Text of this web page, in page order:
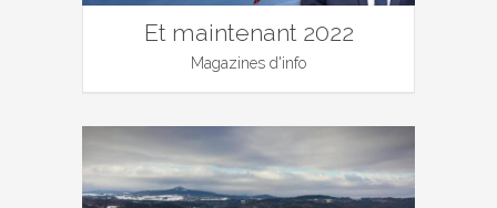
Et maintenant 2022
Magazines d'info